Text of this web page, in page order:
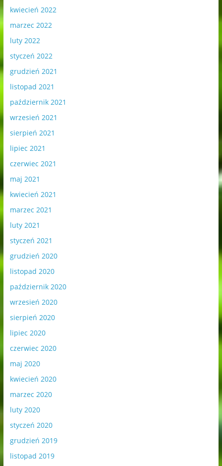
kwiecień 2022
marzec 2022
luty 2022
styczeń 2022
grudzień 2021
listopad 2021
październik 2021
wrzesień 2021
sierpień 2021
lipiec 2021
czerwiec 2021
maj 2021
kwiecień 2021
marzec 2021
luty 2021
styczeń 2021
grudzień 2020
listopad 2020
październik 2020
wrzesień 2020
sierpień 2020
lipiec 2020
czerwiec 2020
maj 2020
kwiecień 2020
marzec 2020
luty 2020
styczeń 2020
grudzień 2019
listopad 2019